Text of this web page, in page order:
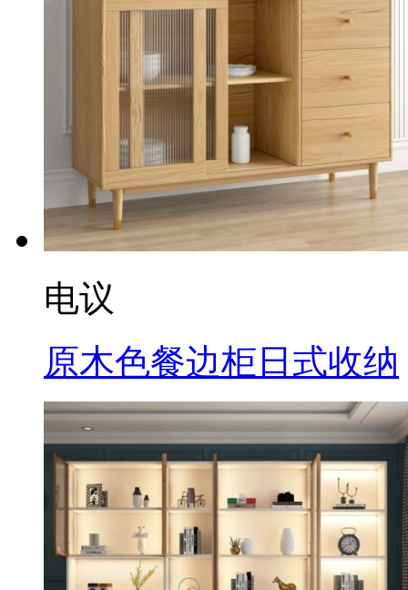
电议
原木色餐边柜日式收纳